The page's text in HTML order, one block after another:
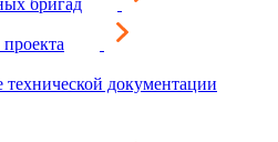
бригад
проекта
технической документации